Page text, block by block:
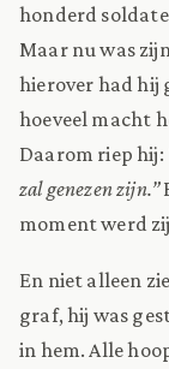
honderd
Maar nu was
hierover had hij
hoeveel macht
Daarom riep hij:
zal genezen zijn.”
moment werd
En niet alleen
graf, hij was
in hem. Alle